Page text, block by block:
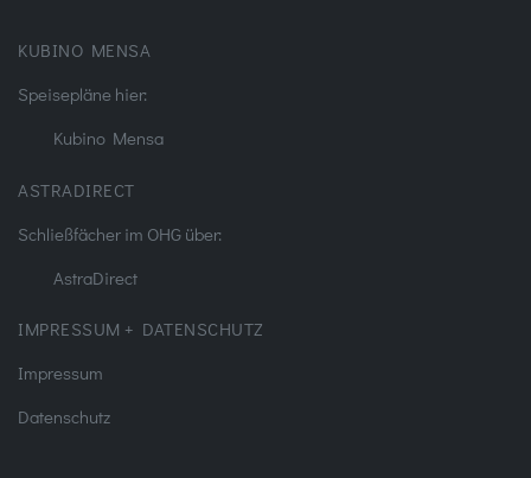
KUBINO MENSA
Speisepläne hier:
Kubino Mensa
ASTRADIRECT
Schließfächer im OHG über:
AstraDirect
IMPRESSUM + DATENSCHUTZ
Impressum
Datenschutz